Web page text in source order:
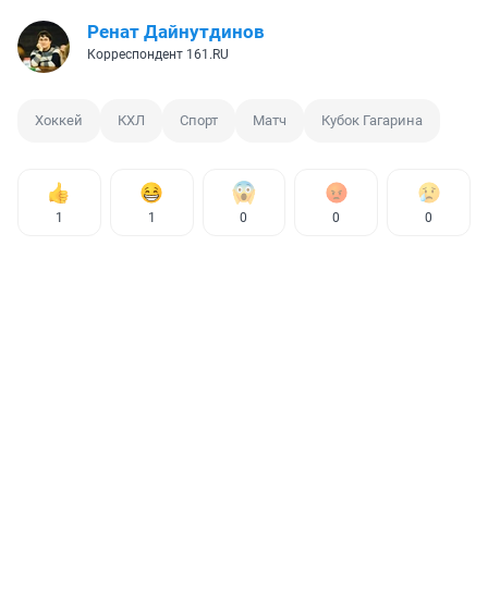
Ренат Дайнутдинов
Корреспондент 161.RU
Хоккей КХЛ Спорт Матч Кубок Гагарина
1 1 0 0 0